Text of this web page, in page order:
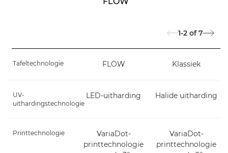
1-2 of 7
Tafeltechnologie FLOW Klassiek
UV-
uithardingstechnologie
LED-uitharding Halide uitharding
Printtechnologie
VariaDot-
printtechnologie
VariaDot-
printtechnologie